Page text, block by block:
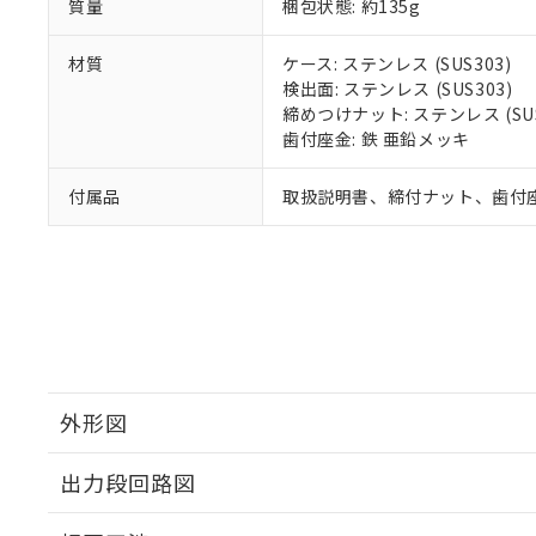
質量 梱包状態: 約135g
材質
ケース: ステンレス (SUS303)
検出面: ステンレス (SUS303)
締めつけナット: ステンレス
歯付座金: 鉄 亜鉛メッキ
付属品 取扱説明書、締付ナット、歯付
外形図
出力段回路図